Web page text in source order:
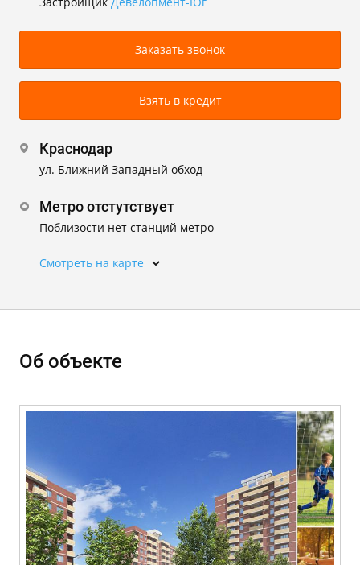
Заказать звонок
Взять в кредит
Краснодар
ул. Ближний Западный обход
Метро отстутствует
Поблизости нет станций метро
Смотреть на карте
Об объекте